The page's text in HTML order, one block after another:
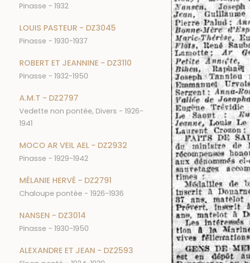
Pinasse - 1932
LOUIS PASTEUR - DZ3045
Pinasse - 1930-1937
ROBERT ET JEANNINE - DZ3110
Pinasse - 1932-1950
A.M.T - DZ2797
Vedette non pontée, Divers - 1926-
1941
MOCO AR VEIL AEL - DZ2932
Pinasse - 1929-1942
MÉLANIE HERVÉ - DZ2791
Chaloupe pontée - 1926-1936
NANSEN - DZ3014
Pinasse - 1930-1950
ALEXANDRE ET JEAN - DZ2593